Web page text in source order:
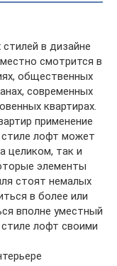
в дизайне
смотрится в
общественных
современных
квартирах.
применение
лофт может
целиком, так и
элементы
стоят немалых
в более или
вполне уместный
лофт своими